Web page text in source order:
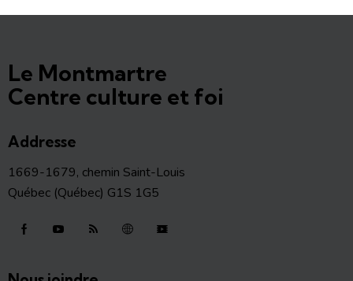
Le Montmartre
Centre culture et foi
Addresse
1669-1679, chemin Saint-Louis
Québec (Québec) G1S 1G5